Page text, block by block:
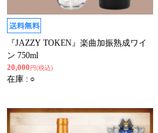
『JAZZY TOKEN』楽曲加振熟成ワイ
ン 750ml
20,000 円(税込)
在庫 : ○